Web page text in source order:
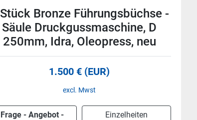
Holm Dehnmutter für
Druckgussmaschine OL1500,
TR250x12, Oleopress, neu -50%
Preis auf Anfrage
Frage - Angebot -
Einzelheiten